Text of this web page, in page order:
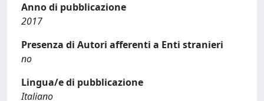
Anno di pubblicazione
2017
Presenza di Autori afferenti a Enti stranieri
no
Lingua/e di pubblicazione
Italiano